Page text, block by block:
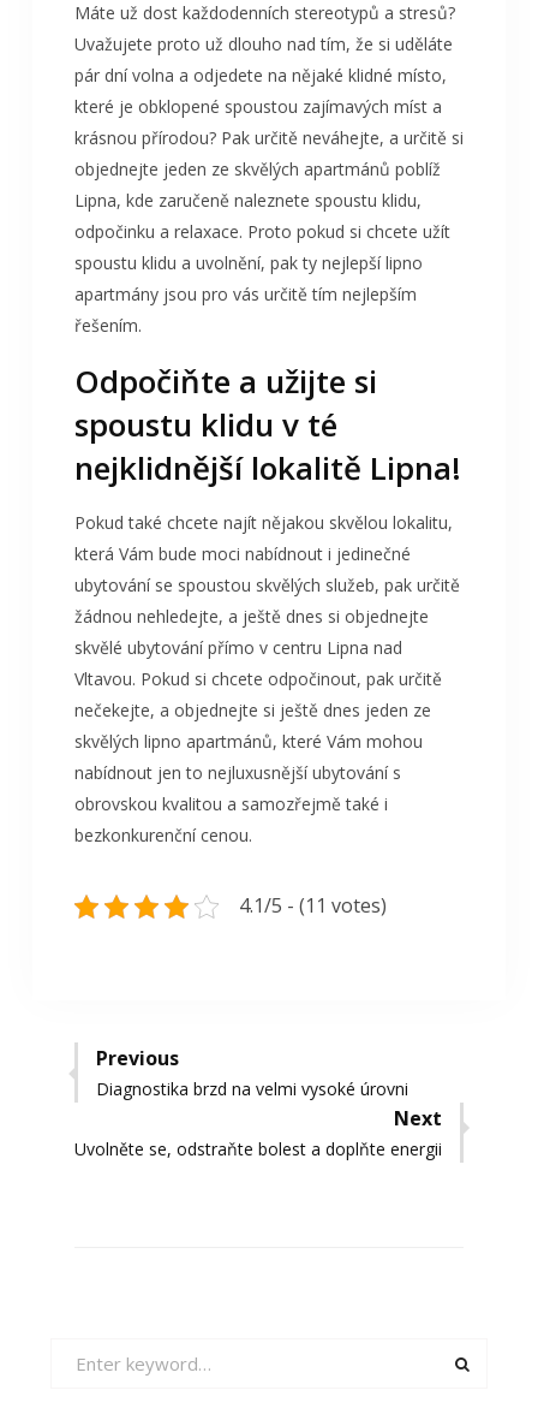
Máte už dost každodenních stereotypů a stresů?
Uvažujete proto už dlouho nad tím, že si uděláte
pár dní volna a odjedete na nějaké klidné místo,
které je obklopené spoustou zajímavých míst a
krásnou přírodou? Pak určitě neváhejte, a určitě si
objednejte jeden ze skvělých apartmánů poblíž
Lipna, kde zaručeně naleznete spoustu klidu,
odpočinku a relaxace. Proto pokud si chcete užít
spoustu klidu a uvolnění, pak ty nejlepší lipno
apartmány jsou pro vás určitě tím nejlepším
řešením.
Odpočiňte a užijte si
spoustu klidu v té
nejklidnější lokalitě Lipna!
Pokud také chcete najít nějakou skvělou lokalitu,
která Vám bude moci nabídnout i jedinečné
ubytování se spoustou skvělých služeb, pak určitě
žádnou nehledejte, a ještě dnes si objednejte
skvělé ubytování přímo v centru Lipna nad
Vltavou. Pokud si chcete odpočinout, pak určitě
nečekejte, a objednejte si ještě dnes jeden ze
skvělých lipno apartmánů, které Vám mohou
nabídnout jen to nejluxusnější ubytování s
obrovskou kvalitou a samozřejmě také i
bezkonkurenční cenou.
4.1/5 - (11 votes)
Navigace
pro
příspěvek
Previous
Previous
Diagnostika brzd na velmi vysoké úrovni
Next
Next
Uvolněte se, odstraňte bolest a doplňte energii